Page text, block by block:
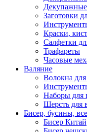
Заготовки
Краски,
Салфетки
Трафареты
Часовые
Валяние
Волокна
Наборы для
Шерсть для
Бисер, бусины,
Бисер Китай